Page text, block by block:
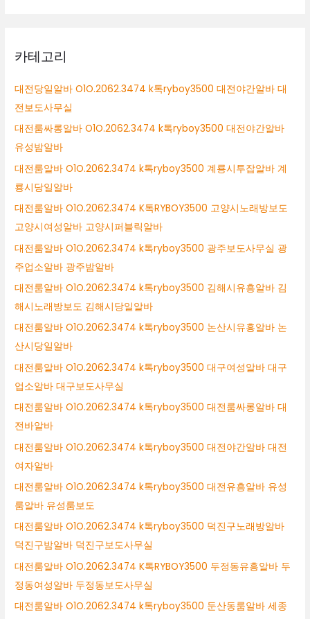
카테고리
대전당일알바 O1O.2062.3474 k톡ryboy3500 대전야간알바 대
전보도사무실
대전룸싸롱알바 O1O.2062.3474 k톡ryboy3500 대전야간알바
유성밤알바
대전룸알바 O1O.2062.3474 k톡ryboy3500 계룡시투잡알바 계
룡시당일알바
대전룸알바 O1O.2062.3474 K톡RYBOY3500 고양시노래방보도
고양시여성알바 고양시퍼블릭알바
대전룸알바 O1O.2062.3474 k톡ryboy3500 광주보도사무실 광
주업소알바 광주밤알바
대전룸알바 O1O.2062.3474 k톡ryboy3500 김해시유흥알바 김
해시노래방보도 김해시당일알바
대전룸알바 O1O.2062.3474 k톡ryboy3500 논산시유흥알바 논
산시당일알바
대전룸알바 O1O.2062.3474 k톡ryboy3500 대구여성알바 대구
업소알바 대구보도사무실
대전룸알바 O1O.2062.3474 k톡ryboy3500 대전룸싸롱알바 대
전바알바
대전룸알바 O1O.2062.3474 k톡ryboy3500 대전야간알바 대전
여자알바
대전룸알바 O1O.2062.3474 k톡ryboy3500 대전유흥알바 유성
룸알바 유성룸보도
대전룸알바 O1O.2062.3474 k톡ryboy3500 덕진구노래방알바
덕진구밤알바 덕진구보도사무실
대전룸알바 O1O.2062.3474 K톡RYBOY3500 두정동유흥알바 두
정동여성알바 두정동보도사무실
대전룸알바 O1O.2062.3474 k톡ryboy3500 둔산동룸알바 세종